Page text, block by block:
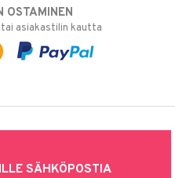
OSTAMINEN
asiakastilin kautta
SÄHKÖPOSTIA